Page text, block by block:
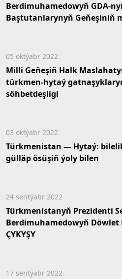
Berdimuhamedowyň GDA-
Baştutanlarynyň Geňeşiniň
05 oktýabr 2022
Milli Geňeşiň Halk
türkmen-hytaý
söhbetdeşligi
03 oktýabr 2022
Türkmenistan — Hytaý:
gülläp ösüşiň ýoly bilen
24 sentýabr 2022
Türkmenistanyň Prezidenti
Berdimuhamedowyň
ÇYKYŞY
17 sentýabr 2022